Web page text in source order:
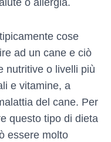
o allergia.
cose
ad un cane e ciò
nutritive o livelli più
e vitamine, a
del cane. Per
questo tipo di dieta
essere molto